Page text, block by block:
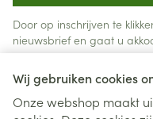
Wij gebruiken cookies
Onze webshop maakt
Door op inschrijven te
nieuwsbrief en gaat u